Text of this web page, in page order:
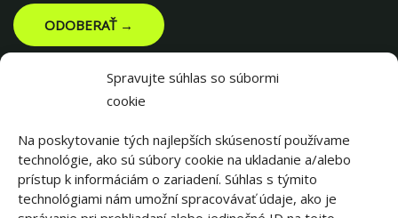
Spravujte súhlas so súbormi
cookie
Na poskytovanie tých najlepších skúseností používame
technológie, ako sú súbory cookie na ukladanie a/alebo
prístup k informáciám o zariadení. Súhlas s týmito
technológiami nám umožní spracovávať údaje, ako je
ODOBERAŤ →